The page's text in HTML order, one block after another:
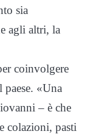
sia
agli altri, la
coinvolgere
paese. «Una
– è che
colazioni, pasti